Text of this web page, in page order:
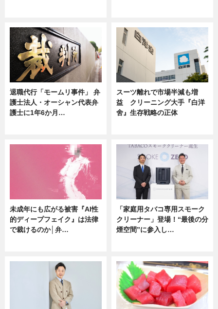
退職代行「モームリ事件」 弁
護士法人・オーシャン代表弁
護士に1年6か月…
スーツ離れで市場半減も増
益 クリーニング大手『白洋
舍』生存戦略の正体
未成年にも広がる被害『AI性
的ディープフェイク』は法律
で裁けるのか│弁…
「家庭用タバコ専用スモーク
クリーナー」登場！“最後の分
煙空間”に参入し…